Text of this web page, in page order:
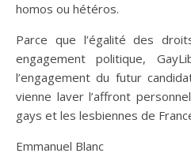
homos ou hétéros.
Parce que l’égalité des
engagement politique,
l’engagement du futur
vienne laver l’affront
gays et les lesbiennes de
Emmanuel Blanc